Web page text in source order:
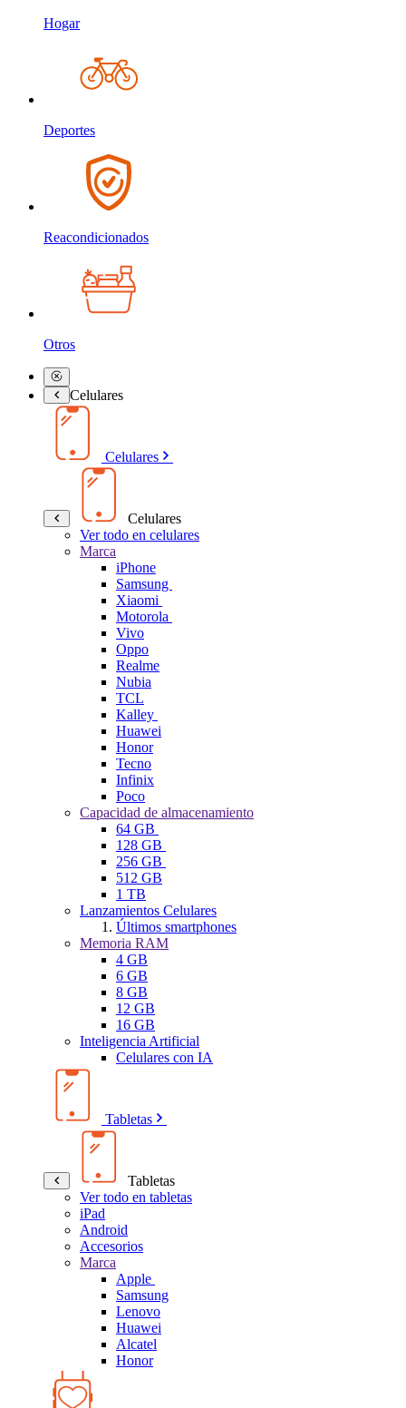
Hogar
Deportes
Reacondicionados
Otros
Celulares
Celulares
Celulares
Ver todo en celulares
Marca
iPhone
Samsung
Xiaomi
Motorola
Vivo
Oppo
Realme
Nubia
TCL
Kalley
Huawei
Honor
Tecno
Infinix
Poco
Capacidad de almacenamiento
64 GB
128 GB
256 GB
512 GB
1 TB
Lanzamientos Celulares
Últimos smartphones
Memoria RAM
4 GB
6 GB
8 GB
12 GB
16 GB
Inteligencia Artificial
Celulares con IA
Tabletas
Tabletas
Ver todo en tabletas
iPad
Android
Accesorios
Marca
Apple
Samsung
Lenovo
Huawei
Alcatel
Honor